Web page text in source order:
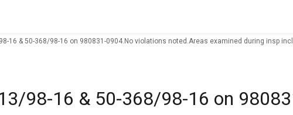
16 & 50-368/98-16 on 980831-0904.No violations noted.Areas examined during insp
98-16 & 50-368/98-16 on